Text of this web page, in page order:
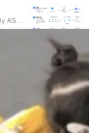
瓶登录
员圈
、无
显
团队
上发
token
是显
ASR
的
通过
接给
语
previe
、吴语